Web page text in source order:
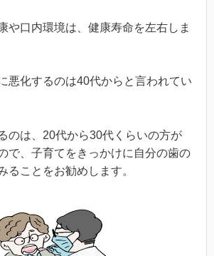
や口内環境は、健康寿命を左右しま
悪化するのは40代からと言われてい
のは、20代から30代くらいの方が
で、子育てをきっかけに自分の歯の
ることをお勧めします。